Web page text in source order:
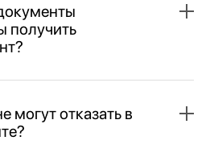
получить
могут отказать в